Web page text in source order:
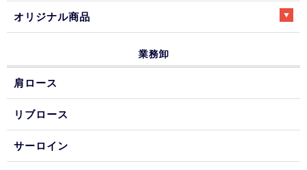
オリジナル商品
業務卸
肩ロース
リブロース
サーロイン